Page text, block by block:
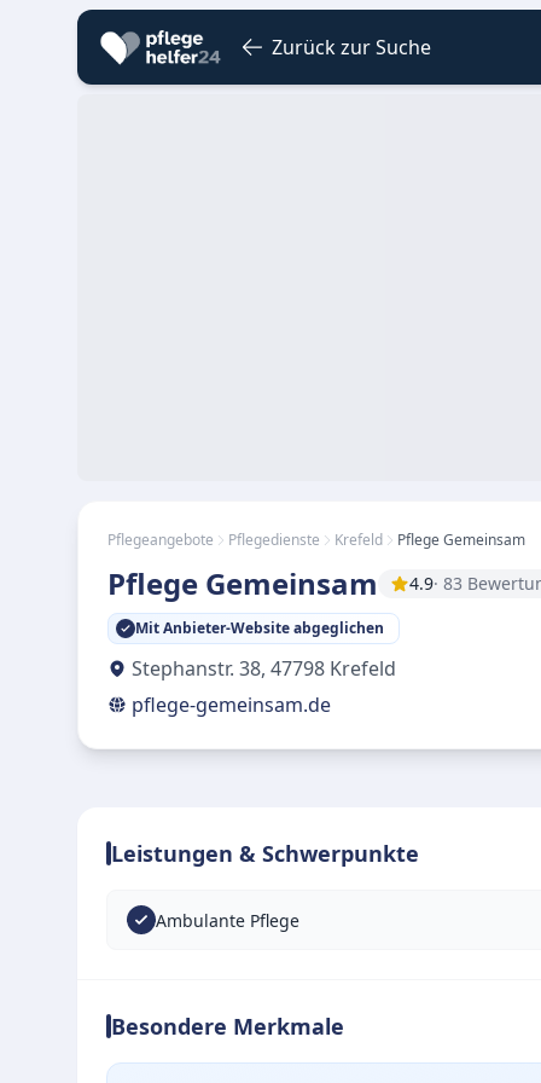
Zurück zur Suche
Pflegeangebote Pflegedienste Krefeld Pflege Gemeinsam
Pflege Gemeinsam 4.9· 83
Mit Anbieter-Website abgeglichen
Stephanstr. 38, 47798 Krefeld
pflege-gemeinsam.de
Leistungen & Schwerpunkte
Ambulante Pflege
Besondere Merkmale